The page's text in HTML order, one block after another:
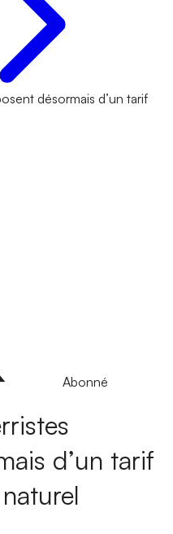
désormais d’un tarif
Abonné
d’un tarif